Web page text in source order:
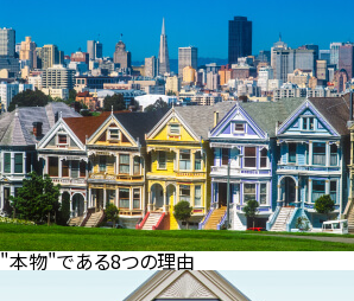
"本物"である8つの理由